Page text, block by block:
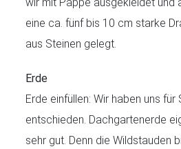
eine ca. fünf bis 10 cm starke
aus Steinen gelegt.
Erde
Erde einfüllen: Wir haben uns
entschieden. Dachgartenerde
sehr gut. Denn die Wildstauden